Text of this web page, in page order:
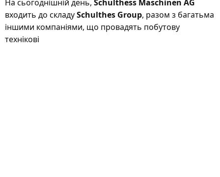
На сьогоднішній день, Schulthess Maschinen AG
входить до складуSchulthes Group, разом з багатьма
іншими компаніями, що провадять побутову
технікові